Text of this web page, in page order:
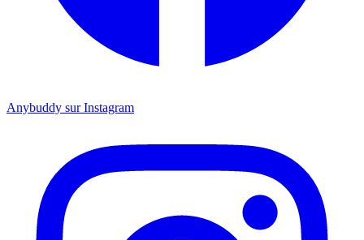
Anybuddy sur Instagram